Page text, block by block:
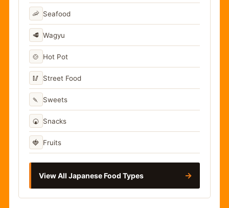
🦐 Seafood
🥩 Wagyu
🍲 Hot Pot
🥢 Street Food
🍡 Sweets
🍘 Snacks
🍓 Fruits
View All Japanese Food Types →